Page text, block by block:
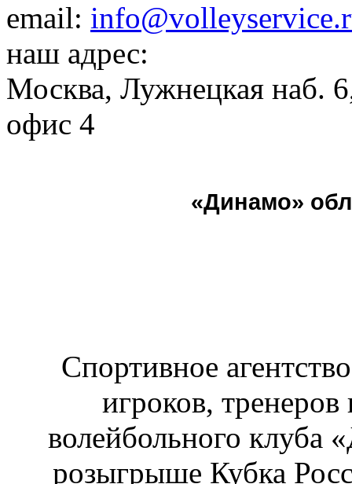
email:
наш адрес:
Москва, Лужнецкая наб.
офис 4
«Динамо»
Спортивное
игроков,
волейбольного клуба
розыгрыше Кубка